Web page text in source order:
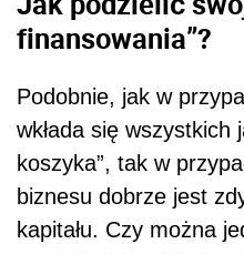
finansowania”?
Podobnie, jak w
wkłada się wszystkich
koszyka”, tak w
biznesu dobrze jest
kapitału. Czy można